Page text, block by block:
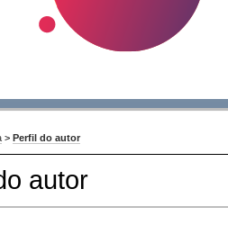
> Perfil do autor
autor